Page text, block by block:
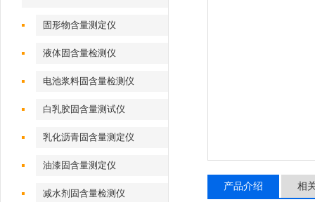
固形物含量测定仪
液体固含量检测仪
电池浆料固含量检测仪
白乳胶固含量测试仪
乳化沥青固含量测定仪
油漆固含量测定仪
减水剂固含量检测仪
产品介绍 相